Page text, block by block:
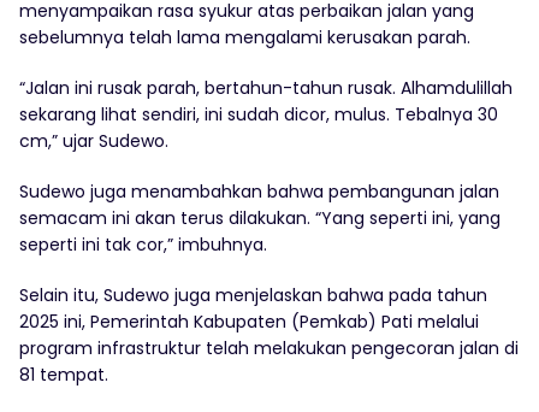
menyampaikan rasa syukur atas perbaikan jalan yang
sebelumnya telah lama mengalami kerusakan parah.
“Jalan ini rusak parah, bertahun-tahun rusak. Alhamdulillah
sekarang lihat sendiri, ini sudah dicor, mulus. Tebalnya 30
cm,” ujar Sudewo.
Sudewo juga menambahkan bahwa pembangunan jalan
semacam ini akan terus dilakukan. “Yang seperti ini, yang
seperti ini tak cor,” imbuhnya.
Selain itu, Sudewo juga menjelaskan bahwa pada tahun
2025 ini, Pemerintah Kabupaten (Pemkab) Pati melalui
program infrastruktur telah melakukan pengecoran jalan di
81 tempat.